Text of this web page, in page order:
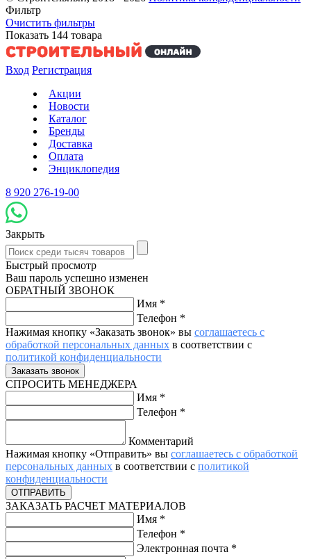
Фильтр
Очистить фильтры
Показать 144 товара
Вход Регистрация
Акции
Новости
Каталог
Бренды
Доставка
Оплата
Энциклопедия
8 920 276-19-00
Закрыть
Быстрый просмотр
Ваш пароль успешно изменен
ОБРАТНЫЙ ЗВОНОК
Имя *
Телефон *
Нажимая кнопку «Заказать звонок» вы соглашаетесь с
обработкой персональных данных в соответствии с
политикой конфиденциальности
СПРОСИТЬ МЕНЕДЖЕРА
Имя *
Телефон *
Комментарий
Нажимая кнопку «Отправить» вы соглашаетесь с обработкой
персональных данных в соответствии с политикой
конфиденциальности
ЗАКАЗАТЬ РАСЧЕТ МАТЕРИАЛОВ
Имя *
Телефон *
Электронная почта *